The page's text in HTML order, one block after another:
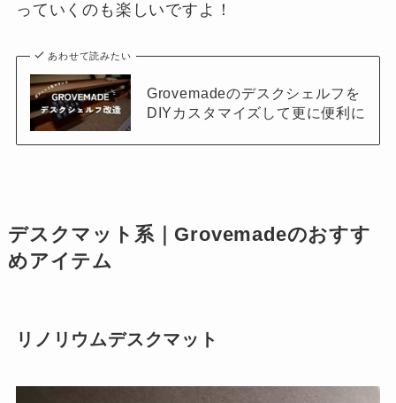
っていくのも楽しいですよ！
あわせて読みたい
Grovemadeのデスクシェルフを
DIYカスタマイズして更に便利に
デスクマット系｜Grovemadeのおすす
めアイテム
リノリウムデスクマット